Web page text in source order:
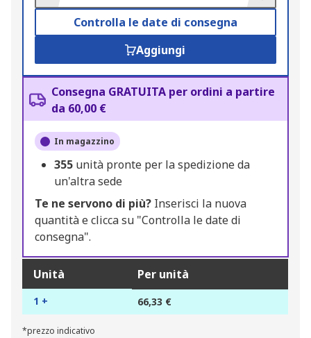
Controlla le date di consegna
Aggiungi
Consegna GRATUITA per ordini a partire
da 60,00 €
In magazzino
355 unità pronte per la spedizione da
un'altra sede
Te ne servono di più? Inserisci la nuova
quantità e clicca su "Controlla le date di
consegna".
Unità Per unità
1 + 66,33 €
*prezzo indicativo